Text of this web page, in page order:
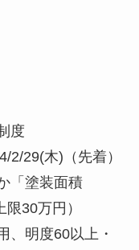
度
2/29(木)（先着）
「塗装面積
30万円）
、明度60以上・